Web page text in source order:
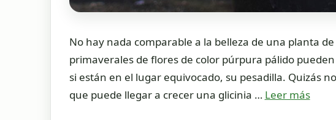
No hay nada comparable a la belleza de una planta
primaverales de flores de color púrpura pálido
si están en el lugar equivocado, su pesadilla. Quizás
que puede llegar a crecer una glicinia … Leer más